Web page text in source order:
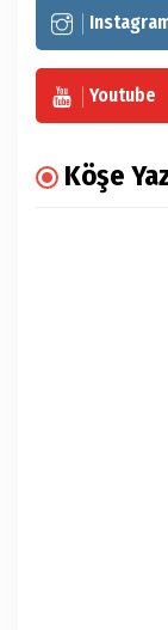
Youtube
Köşe